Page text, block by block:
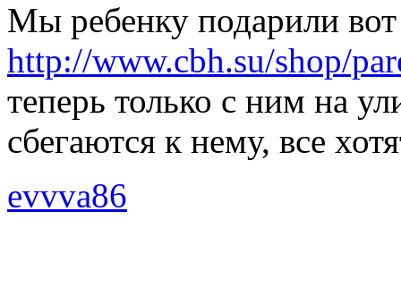
Мы ребенку подарили
http://www.cbh.su/shop/
теперь только с ним на
сбегаются к нему, все
evvva86